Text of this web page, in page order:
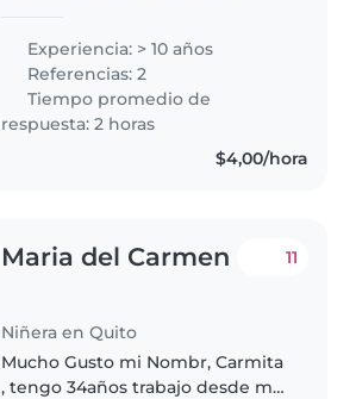
paciencia extra. Con 10 años
ayudando a niños desde
pequeños hasta escolarizados y
experiencia..
Experiencia: > 10 años
Referencias: 2
Tiempo promedio de
respuesta: 2 horas
$4,00/hora
Maria del Carmen
Niñera en Quito
11
Mucho Gusto mi Nombr, Carmita
, tengo 34años trabajo desde mi